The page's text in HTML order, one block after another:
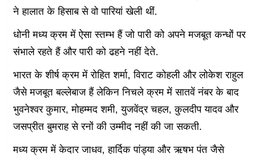
ने हालात के हिसाब से वो पारियां खेली थीं.
धोनी मध्य क्रम में ऐसा स्तम्भ हैं जो पारी को अपने मजबूत कन्धों पर
संभाले रहते हैं और पारी को ढहने नहीं देते.
भारत के शीर्ष क्रम में रोहित शर्मा, विराट कोहली और लोकेश राहुल
जैसे मजबूत बल्लेबाज हैं लेकिन निचले क्रम में सातवें नंबर के बाद
भुवनेश्वर कुमार, मोहम्मद शमी, युजवेंद्र चहल, कुलदीप यादव और
जसप्रीत बुमराह से रनों की उम्मीद नहीं की जा सकती.
मध्य क्रम में केदार जाधव, हार्दिक पांड्या और ऋषभ पंत जैसे